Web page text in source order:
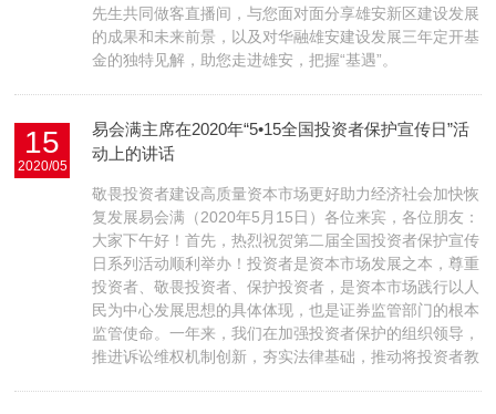
先生共同做客直播间，与您面对面分享雄安新区建设发展
的成果和未来前景，以及对华融雄安建设发展三年定开基
金的独特见解，助您走进雄安，把握“基遇”。
15
2020/05
易会满主席在2020年“5•15全国投资者保护宣传日”活
动上的讲话
敬畏投资者建设高质量资本市场更好助力经济社会加快恢
复发展易会满（2020年5月15日）各位来宾，各位朋友：
大家下午好！首先，热烈祝贺第二届全国投资者保护宣传
日系列活动顺利举办！投资者是资本市场发展之本，尊重
投资者、敬畏投资者、保护投资者，是资本市场践行以人
民为中心发展思想的具体体现，也是证券监管部门的根本
监管使命。一年来，我们在加强投资者保护的组织领导，
推进诉讼维权机制创新，夯实法律基础，推动将投资者教